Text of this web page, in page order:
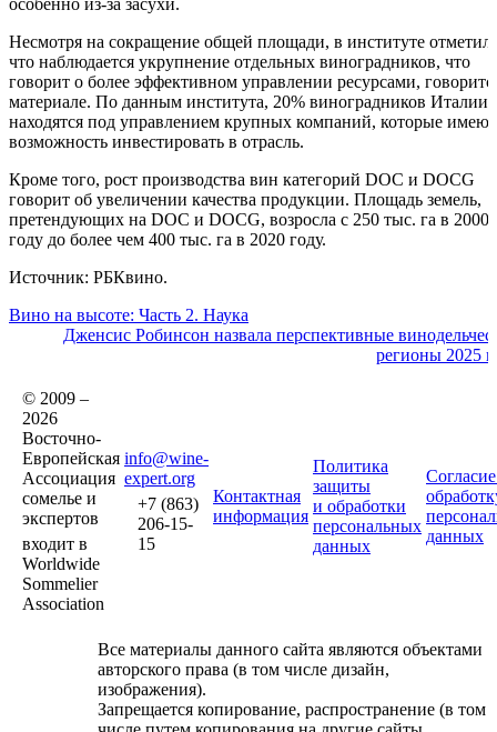
особенно из-за засухи.
Несмотря на сокращение общей площади, в институте
что наблюдается укрупнение отдельных виноградников, что
говорит о более эффективном управлении ресурсами,
материале. По данным института, 20% виноградников Италии
находятся под управлением крупных компаний, которые имеют
возможность инвестировать в отрасль.
Кроме того, рост производства вин категорий DOC и DOCG
говорит об увеличении качества продукции. Площадь земель,
претендующих на DOC и DOCG, возросла с 250 тыс. га в 2000
году до более чем 400 тыс. га в 2020 году.
Источник: РБКвино.
Вино на высоте: Часть 2. Наука
Дженсис Робинсон назвала перспективные
регионы 2025
© 2009 –
2026
Восточно-
Европейская
Ассоциация
сомелье и
экспертов
входит в
Worldwide
Sommelier
Association
info@wine-
expert.org
+7 (863)
206-15-
15
Контактная
информация
Политика
защиты
и обработки
персональных
данных
данных
Все материалы данного сайта являются объектами
авторского права (в том числе дизайн,
изображения).
Запрещается копирование, распространение (в том